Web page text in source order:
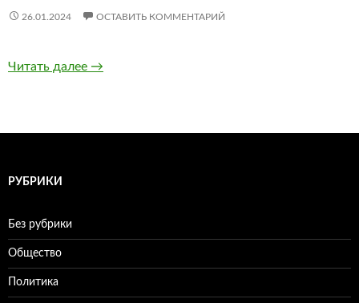
26.01.2024 ОСТАВИТЬ КОММЕНТАРИЙ
Читать далее Ремонт электроплит
→
РУБРИКИ
Без рубрики
Общество
Политика